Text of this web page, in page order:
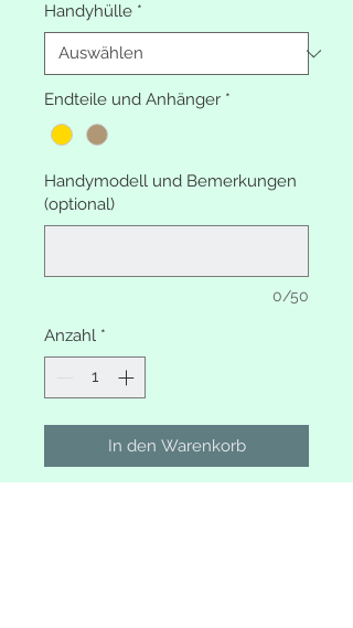
Handyhülle *
Endteile und Anhänger *
Handymodell und Bemerkungen
(optional)
0/50
Anzahl *
In den Warenkorb